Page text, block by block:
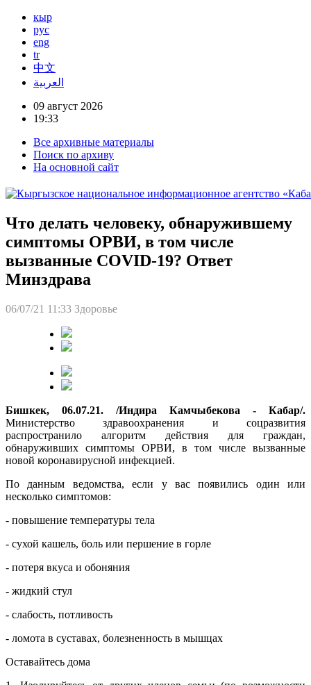
кыр
рус
eng
tr
中文
العربية
09 август 2026
19:33
Все архивные материалы
Поиск по архиву
На основной сайт
Что делать человеку, обнаружившему
симптомы ОРВИ, в том числе
вызванные COVID-19? Ответ
Минздрава
06/07/21 11:33 Здоровье
Бишкек, 06.07.21. /Индира Камчыбекова - Кабар/.
Министерство здравоохранения и соцразвития
распространило алгоритм действия для граждан,
обнаруживших симптомы ОРВИ, в том числе вызванные
новой коронавирусной инфекцией.
По данным ведомства, если у вас появились один или
несколько симптомов:
- повышение температуры тела
- сухой кашель, боль или першение в горле
- потеря вкуса и обоняния
- жидкий стул
- слабость, потливость
- ломота в суставах, болезненность в мышцах
Оставайтесь дома